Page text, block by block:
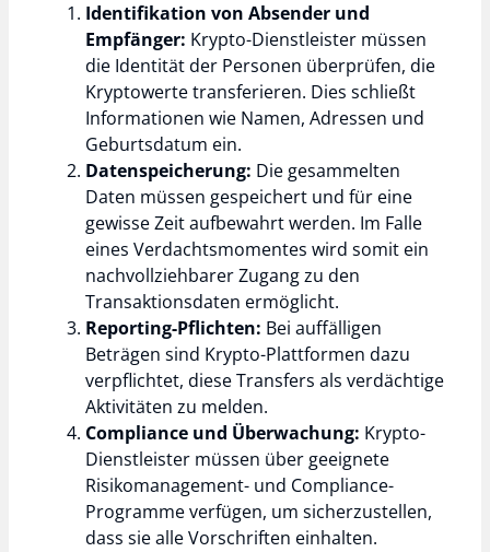
Identifikation von Absender und
Empfänger: Krypto-Dienstleister müssen
die Identität der Personen überprüfen, die
Kryptowerte transferieren. Dies schließt
Informationen wie Namen, Adressen und
Geburtsdatum ein.
Datenspeicherung: Die gesammelten
Daten müssen gespeichert und für eine
gewisse Zeit aufbewahrt werden. Im Falle
eines Verdachtsmomentes wird somit ein
nachvollziehbarer Zugang zu den
Transaktionsdaten ermöglicht.
Reporting-Pflichten: Bei auffälligen
Beträgen sind Krypto-Plattformen dazu
verpflichtet, diese Transfers als verdächtige
Aktivitäten zu melden.
Compliance und Überwachung: Krypto-
Dienstleister müssen über geeignete
Risikomanagement- und Compliance-
Programme verfügen, um sicherzustellen,
dass sie alle Vorschriften einhalten.